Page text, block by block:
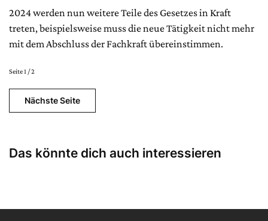
2024 werden nun weitere Teile des Gesetzes in Kraft
treten, beispielsweise muss die neue Tätigkeit nicht mehr
mit dem Abschluss der Fachkraft übereinstimmen.
Seite 1 / 2
Nächste Seite
Das könnte dich auch interessieren